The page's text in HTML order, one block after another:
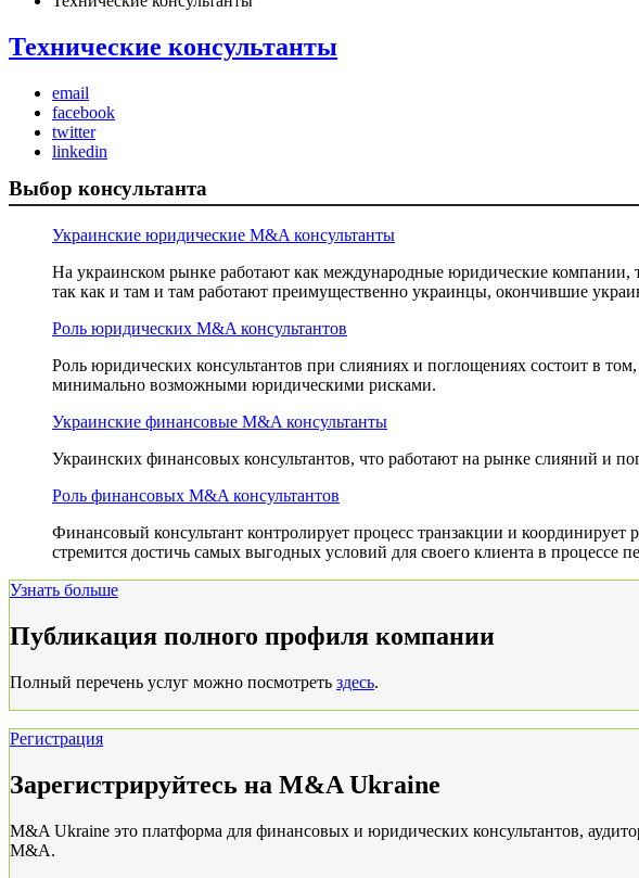
Технические консультанты
email
facebook
twitter
linkedin
Выбор консультанта
Украинские юридические M&A консультанты
На украинском рынке работают как международные юридические
так как и там и там работают преимущественно украинцы, окончившие
Роль юридических M&A консультантов
Роль юридических консультантов при слияниях и поглощениях состоит в
минимально возможными юридическими рисками.
Украинские финансовые M&A консультанты
Украинских финансовых консультантов, что работают на рынке слияний и
Роль финансовых M&A консультантов
Финансовый консультант контролирует процесс транзакции и
стремится достичь самых выгодных условий для своего клиента в процессе
Узнать больше
Публикация полного профиля компании
Полный перечень услуг можно посмотреть здесь.
Регистрация
Зарегистрируйтесь на M&A Ukraine
М&A Ukraine это платформа для финансовых и юридических консультантов,
M&A.